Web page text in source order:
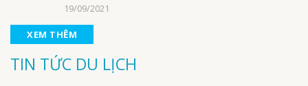
19/09/2021
XEM THÊM
TIN TỨC DU LỊCH